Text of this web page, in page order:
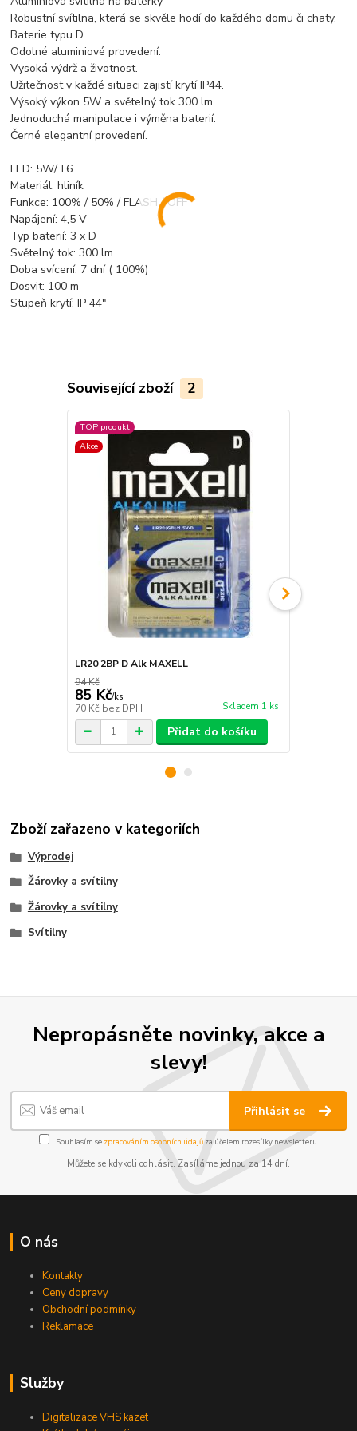
Robustní svítilna, která se skvěle hodí do každého domu či chaty.
Baterie typu D.
Odolné aluminiové provedení.
Vysoká výdrž a životnost.
Užitečnost v každé situaci zajistí krytí IP44.
Výsoký výkon 5W a světelný tok 300 lm.
Jednoduchá manipulace i výměna baterií.
Černé elegantní provedení.
LED: 5W/T6
Materiál: hliník
Funkce: 100% / 50% / FLASH / OFF
Napájení: 4,5 V
Typ baterií: 3 x D
Světelný tok: 300 lm
Doba svícení: 7 dní ( 100%)
Dosvit: 100 m
Stupeň krytí: IP 44"
Související zboží 2
TOP produkt
Akce
LR20 2BP D Alk MAXELL
94 Kč
85 Kč/ks
70 Kč bez DPH Skladem 1 ks
Přidat do košíku
Zboží zařazeno v kategoriích
Výprodej
Žárovky a svítilny
Žárovky a svítilny
Svítilny
Nepropásněte novinky, akce a
slevy!
Přihlásit se
Souhlasím se zpracováním osobních údajůza účelem rozesílky newsletteru.
Můžete se kdykoli odhlásit. Zasíláme jednou za 14 dní.
O nás
Kontakty
Ceny dopravy
Obchodní podmínky
Reklamace
Služby
Digitalizace VHS kazet